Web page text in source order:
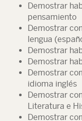
Demostrar
pensamiento
Demostrar
lengua
Demostrar
Demostrar
Demostrar
idioma inglés
Demostrar
Literatura e
Demostrar